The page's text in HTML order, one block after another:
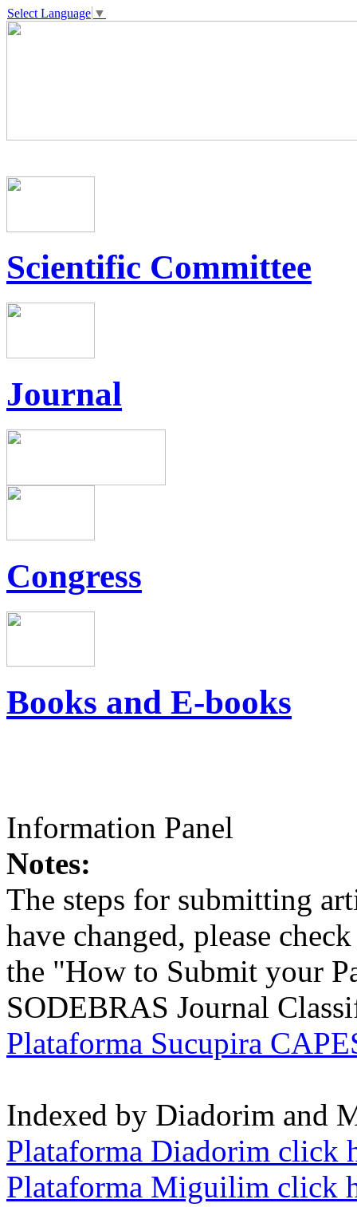
Select Language ▼
Scientific Committee
Journal
Congress
Books and E-books
Information Panel
Notes:
The steps for submitting
have changed, please
the "How to Submit your
SODEBRAS Journal
Plataforma Sucupira
Indexed by Diadorim and
Plataforma Diadorim click
Plataforma Miguilim click